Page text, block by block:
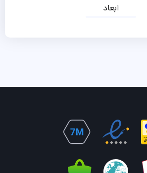
ابعاد